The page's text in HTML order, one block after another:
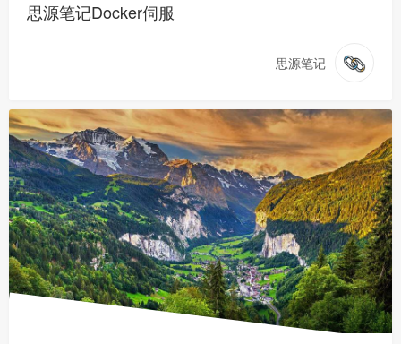
思源笔记Docker伺服
思源笔记